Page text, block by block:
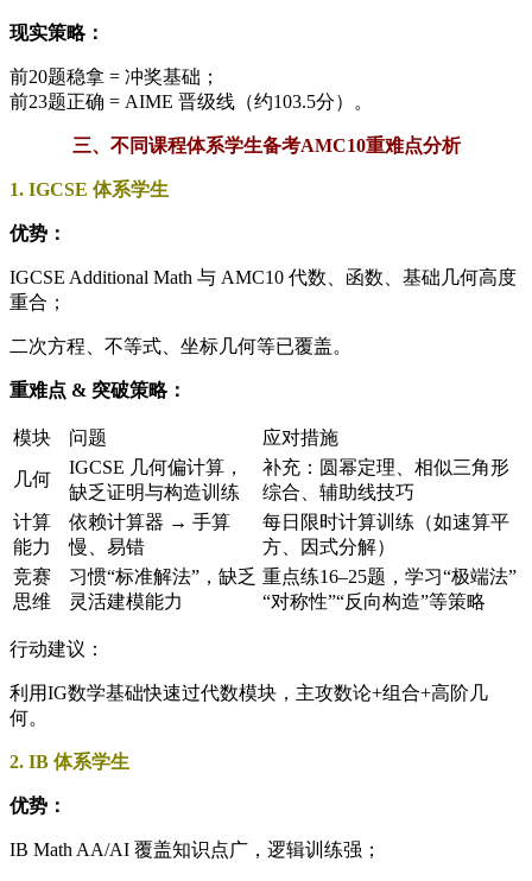
现实策略：
前20题稳拿 = 冲奖基础；
前23题正确 = AIME 晋级线（约103.5分）。
三、不同课程体系学生备考AMC10重难点分析
1. IGCSE 体系学生
优势：
IGCSE Additional Math 与 AMC10 代数、函数、基础几何高度
重合；
二次方程、不等式、坐标几何等已覆盖。
重难点 & 突破策略：
模块 问题 应对措施
几何
IGCSE 几何偏计算，
缺乏证明与构造训练
补充：圆幂定理、相似三角形
综合、辅助线技巧
计算
能力
依赖计算器 → 手算
慢、易错
每日限时计算训练（如速算平
方、因式分解）
竞赛
思维
习惯“标准解法”，缺乏
灵活建模能力
重点练16–25题，学习“极端法”
“对称性”“反向构造”等策略
行动建议：
利用IG数学基础快速过代数模块，主攻数论+组合+高阶几
何。
2. IB 体系学生
优势：
IB Math AA/AI 覆盖知识点广，逻辑训练强；